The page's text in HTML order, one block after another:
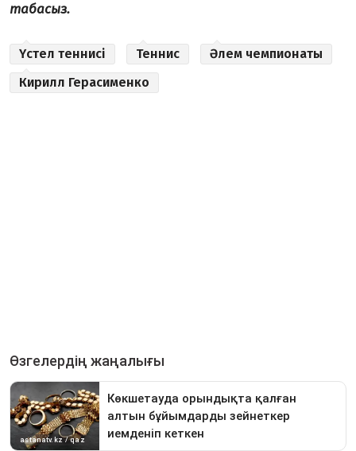
табасыз.
Үстел теннисі Теннис
Әлем чемпионаты
Кирилл Герасименко